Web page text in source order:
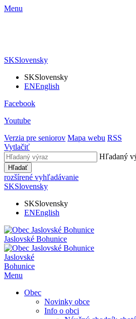
Menu
SKSlovensky
SKSlovensky
ENEnglish
Facebook
Youtube
Verzia pre seniorov Mapa webu RSS
Vytlačiť
Hľadaný
Hľadať
rozšírené vyhľadávanie
SKSlovensky
SKSlovensky
ENEnglish
Jaslovské Bohunice
Jaslovské
Bohunice
Menu
Obec
Novinky obce
Info o obci